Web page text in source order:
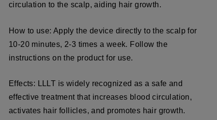
circulation to the scalp, aiding hair growth.
How to use: Apply the device directly to the scalp for
10-20 minutes, 2-3 times a week. Follow the
instructions on the product for use.
Effects: LLLT is widely recognized as a safe and
effective treatment that increases blood circulation,
activates hair follicles, and promotes hair growth.